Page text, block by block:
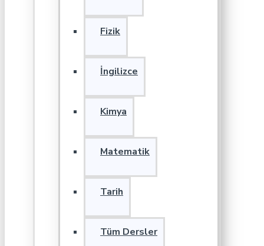
Fizik
İngilizce
Kimya
Matematik
Tarih
Tüm Dersler